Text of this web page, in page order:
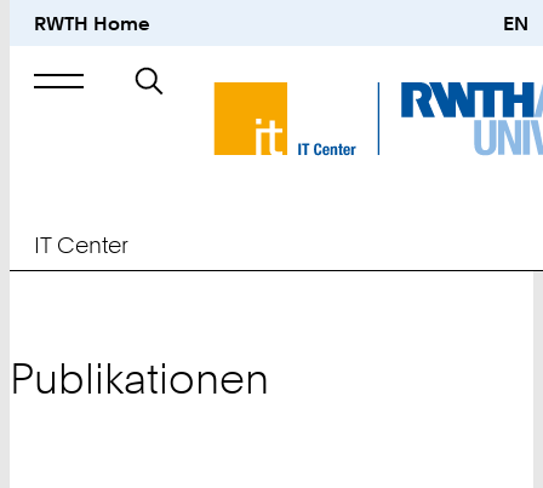
RWTH Home EN
Suche
nach
IT Center
Publikationen